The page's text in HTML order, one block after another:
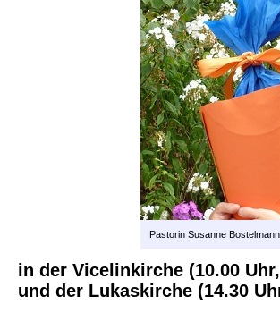
Pastorin Susanne
in der Vicelinkirche (10.00
und der Lukaskirche (14.30